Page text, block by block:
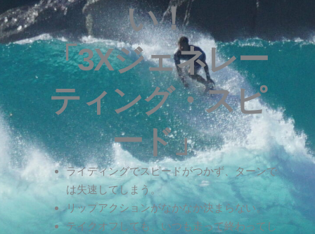
い！
「3Xジェネレー
ティング・スピ
ード」
ライディングでスピードがつかず、ターンで
は失速してしまう。
リップアクションがなかなか決まらない。
テイクオフしても、いつも走って終わってし